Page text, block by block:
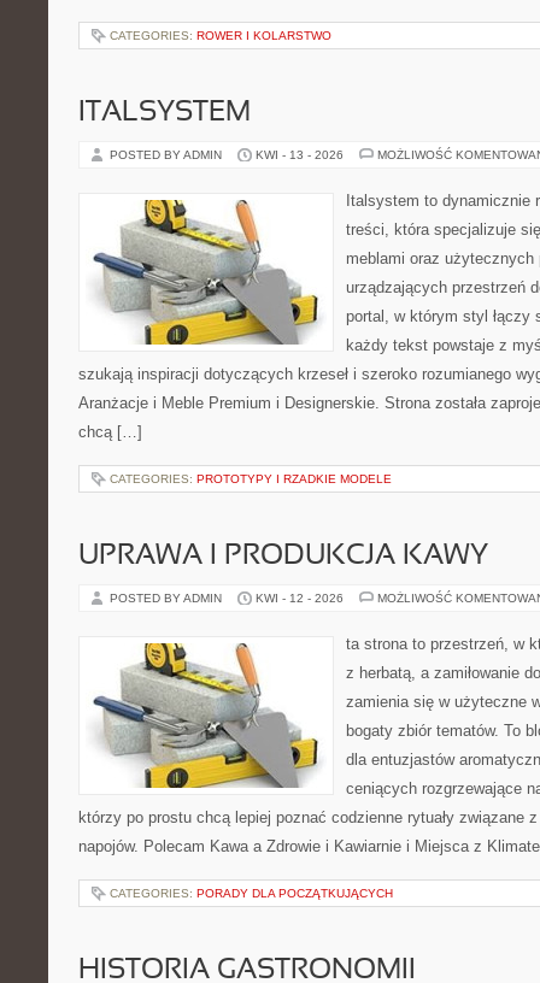
CATEGORIES: ROWER I KOLARSTWO
ITALSYSTEM
POSTED BY ADMIN KWI - 13 - 2026 MOŻLIWOŚĆ
Italsystem to dynamicznie
treści, która specjalizuje
meblami oraz użytecznych
urządzających przestrzeń
portal, w którym styl łączy
każdy tekst powstaje z
szukają inspiracji dotyczących krzeseł i szeroko rozumianego
Aranżacje i Meble Premium i Designerskie. Strona została
chcą […]
CATEGORIES: PROTOTYPY I RZADKIE MODELE
UPRAWA I PRODUKCJA KAWY
POSTED BY ADMIN KWI - 12 - 2026 MOŻLIWOŚĆ
ta strona to przestrzeń, w
z herbatą, a zamiłowanie
zamienia się w użyteczne
bogaty zbiór tematów. To
dla entuzjastów
ceniących rozgrzewające
którzy po prostu chcą lepiej poznać codzienne rytuały związane
napojów. Polecam Kawa a Zdrowie i Kawiarnie i Miejsca z
CATEGORIES: PORADY DLA POCZĄTKUJĄCYCH
HISTORIA GASTRONOMII